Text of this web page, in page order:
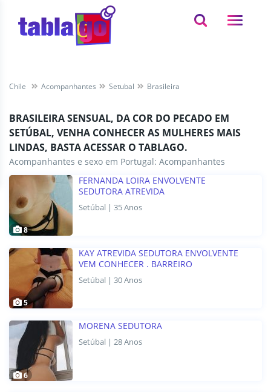
Chile Acompanhantes Setubal Brasileira
BRASILEIRA SENSUAL, DA COR DO PECADO EM
SETÚBAL, VENHA CONHECER AS MULHERES MAIS
LINDAS, BASTA ACESSAR O TABLAGO.
Acompanhantes e sexo em Portugal: Acompanhantes
8
FERNANDA LOIRA ENVOLVENTE
SEDUTORA ATREVIDA
Setúbal | 35 Anos
5
KAY ATREVIDA SEDUTORA ENVOLVENTE
VEM CONHECER . BARREIRO
Setúbal | 30 Anos
6
MORENA SEDUTORA
Setúbal | 28 Anos